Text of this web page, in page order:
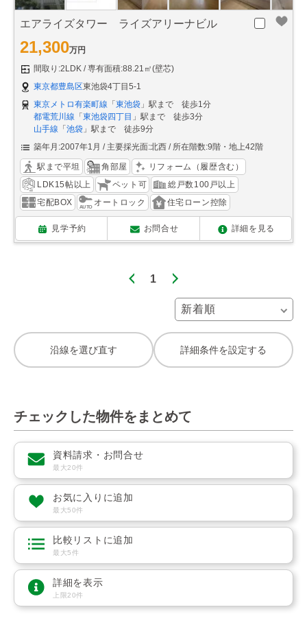
エアライズタワー ライズアリーナビル
21,300万円
間取り:2LDK
専有面積:88.21㎡(壁芯)
東京都豊島区東池袋4丁目5-1
東京メトロ有楽町線 「東池袋 」駅まで 徒歩1分
都電荒川線 「東池袋四丁目 」駅まで 徒歩3分
山手線 「池袋 」駅まで 徒歩9分
築年月:2007年1月
主要採光面:北西 所在階数:9階・地上42階
駅まで平坦 角部屋
リフォーム（履歴含む）
LDK15帖以上
ペット可
総戸数100戸以上
宅配BOX
オートロック 住宅ローン控除
見学予約 お問合せ 詳細を見る
1
沿線を選び直す 詳細条件を設定する
チェックした物件をまとめて
資料請求・お問合せ
最大20件
お気に入りに追加
最大50件
比較リストに追加
最大5件
詳細を表示
上限20件